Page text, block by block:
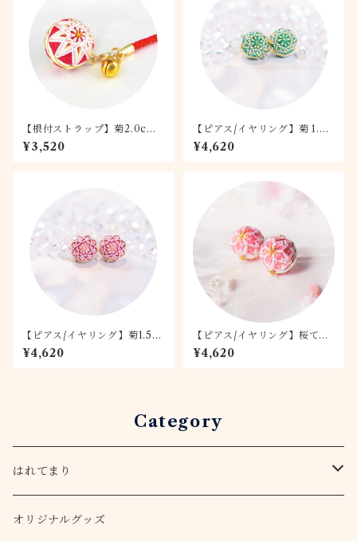
【根付ストラップ】菊2.0cm
紅白
¥3,520
【ピアス/イヤリング】菊 1.5c
mてまり 抹茶
¥4,620
【ピアス/イヤリング】菊1.5c
m 珊瑚
¥4,620
【ピアス/イヤリング】桜てま
り -桃桜- 1.5
¥4,620
Category
はれてまり
てまりキット
オリジナルグッズ